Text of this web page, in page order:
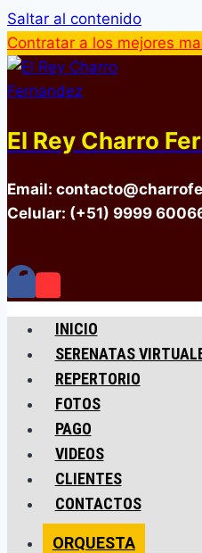
Saltar al contenido
Contratar a los mejores
El Rey Charro
Email:
Celular: (+51) 9999
INICIO
SERENATAS
REPERTORIO
FOTOS
PAGO
VIDEOS
CLIENTES
CONTACTOS
ORQUESTA